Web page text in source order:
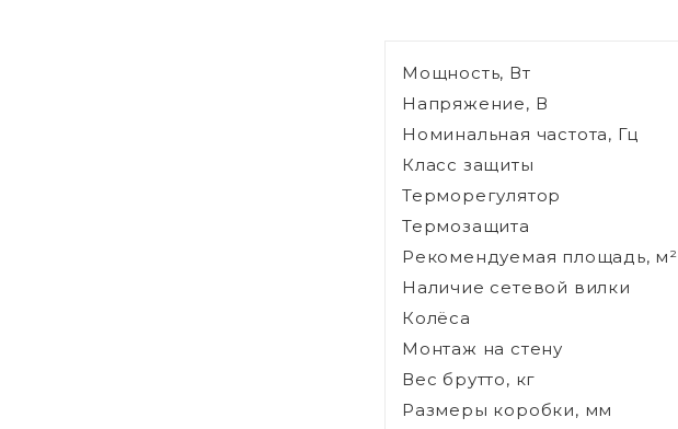
Мощность, Вт
Напряжение, В
Номинальная частота, Гц
Класс защиты
Терморегулятор
Термозащита
Рекомендуемая площадь, м²
Наличие сетевой вилки
Колёса
Монтаж на стену
Вес брутто, кг
Размеры коробки, мм